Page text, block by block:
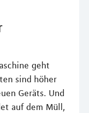
geht
sind höher
Geräts. Und
auf dem Müll,